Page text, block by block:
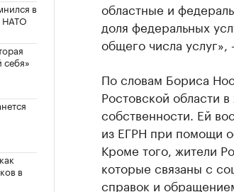
в
НАТО
себя»
в
областные и
доля федеральных
общего числа услуг»,
По словам Бориса
Ростовской области
собственности. Ей
из ЕГРН при помощи
Кроме того, жители
которые связаны с
справок и